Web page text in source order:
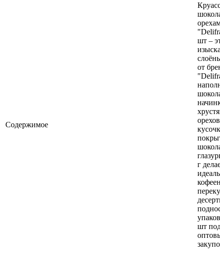
Содержимое
шт –
от
г
шт